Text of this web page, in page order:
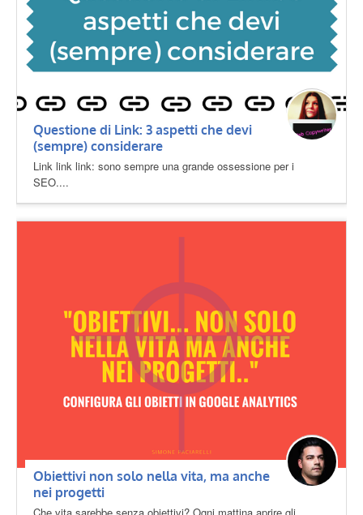
Questione di Link: 3 aspetti che devi
(sempre) considerare
Link link link: sono sempre una grande ossessione per i
SEO....
Obiettivi non solo nella vita, ma anche
nei progetti